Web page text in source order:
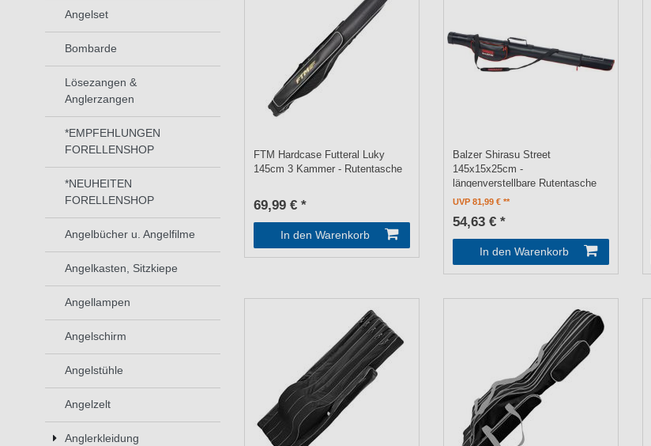
Angelset
Bombarde
Lösezangen &
Anglerzangen
*EMPFEHLUNGEN
FORELLENSHOP
*NEUHEITEN
FORELLENSHOP
Angelbücher u. Angelfilme
Angelkasten, Sitzkiepe
Angellampen
Angelschirm
Angelstühle
Angelzelt
Anglerkleidung
FTM Hardcase Futteral Luky
145cm 3 Kammer - Rutentasche
69,99 € *
In den Warenkorb
Balzer Shirasu Street
145x15x25cm -
längenverstellbare Rutentasche
UVP 81,99 €
54,63 € *
In den Warenkorb